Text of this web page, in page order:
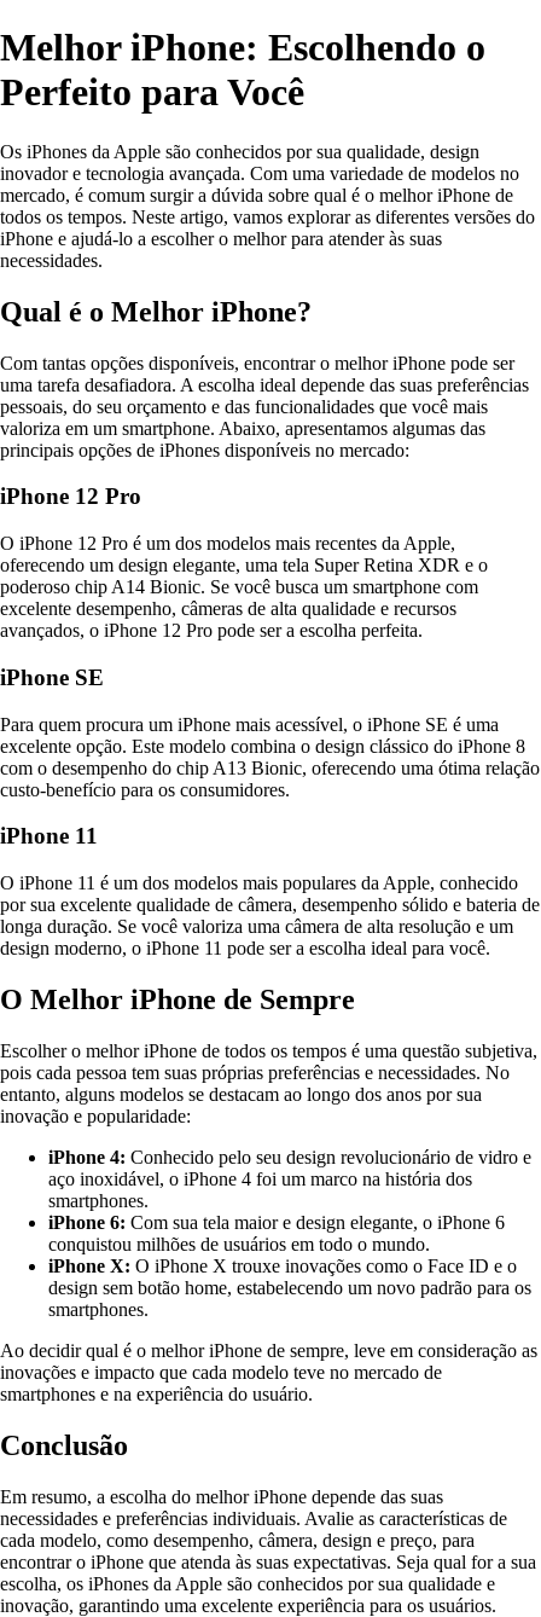
Melhor iPhone: Escolhendo o
Perfeito para Você
Os iPhones da Apple são conhecidos por sua qualidade, design
inovador e tecnologia avançada. Com uma variedade de modelos no
mercado, é comum surgir a dúvida sobre qual é o melhor iPhone de
todos os tempos. Neste artigo, vamos explorar as diferentes versões do
iPhone e ajudá-lo a escolher o melhor para atender às suas
necessidades.
Qual é o Melhor iPhone?
Com tantas opções disponíveis, encontrar o melhor iPhone pode ser
uma tarefa desafiadora. A escolha ideal depende das suas preferências
pessoais, do seu orçamento e das funcionalidades que você mais
valoriza em um smartphone. Abaixo, apresentamos algumas das
principais opções de iPhones disponíveis no mercado:
iPhone 12 Pro
O iPhone 12 Pro é um dos modelos mais recentes da Apple,
oferecendo um design elegante, uma tela Super Retina XDR e o
poderoso chip A14 Bionic. Se você busca um smartphone com
excelente desempenho, câmeras de alta qualidade e recursos
avançados, o iPhone 12 Pro pode ser a escolha perfeita.
iPhone SE
Para quem procura um iPhone mais acessível, o iPhone SE é uma
excelente opção. Este modelo combina o design clássico do iPhone 8
com o desempenho do chip A13 Bionic, oferecendo uma ótima relação
custo-benefício para os consumidores.
iPhone 11
O iPhone 11 é um dos modelos mais populares da Apple, conhecido
por sua excelente qualidade de câmera, desempenho sólido e bateria de
longa duração. Se você valoriza uma câmera de alta resolução e um
design moderno, o iPhone 11 pode ser a escolha ideal para você.
O Melhor iPhone de Sempre
Escolher o melhor iPhone de todos os tempos é uma questão subjetiva,
pois cada pessoa tem suas próprias preferências e necessidades. No
entanto, alguns modelos se destacam ao longo dos anos por sua
inovação e popularidade:
iPhone 4: Conhecido pelo seu design revolucionário de vidro e
aço inoxidável, o iPhone 4 foi um marco na história dos
smartphones.
iPhone 6: Com sua tela maior e design elegante, o iPhone 6
conquistou milhões de usuários em todo o mundo.
iPhone X: O iPhone X trouxe inovações como o Face ID e o
design sem botão home, estabelecendo um novo padrão para os
smartphones.
Ao decidir qual é o melhor iPhone de sempre, leve em consideração as
inovações e impacto que cada modelo teve no mercado de
smartphones e na experiência do usuário.
Conclusão
Em resumo, a escolha do melhor iPhone depende das suas
necessidades e preferências individuais. Avalie as características de
cada modelo, como desempenho, câmera, design e preço, para
encontrar o iPhone que atenda às suas expectativas. Seja qual for a sua
escolha, os iPhones da Apple são conhecidos por sua qualidade e
inovação, garantindo uma excelente experiência para os usuários.